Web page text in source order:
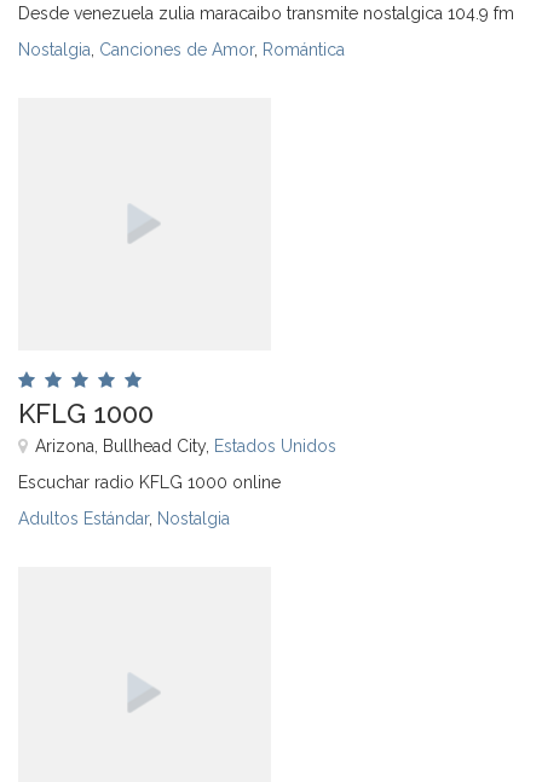
Desde venezuela zulia maracaibo transmite nostalgica 104.9 fm
Nostalgia Canciones de Amor, Romántica
KFLG 1000
Arizona, Bullhead City, Estados Unidos
Escuchar radio KFLG 1000 online
Adultos Estándar, Nostalgia